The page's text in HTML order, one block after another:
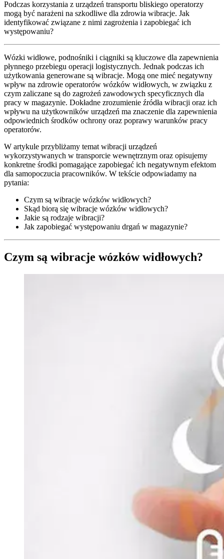
Podczas korzystania z urządzeń transportu bliskiego operatorzy
mogą być narażeni na szkodliwe dla zdrowia wibracje. Jak
identyfikować związane z nimi zagrożenia i zapobiegać ich
występowaniu?
Wózki widłowe, podnośniki i ciągniki są kluczowe dla zapewnienia
płynnego przebiegu operacji logistycznych. Jednak podczas ich
użytkowania generowane są wibracje. Mogą one mieć negatywny
wpływ na zdrowie operatorów wózków widłowych, w związku z
czym zaliczane są do zagrożeń zawodowych specyficznych dla
pracy w magazynie. Dokładne zrozumienie źródła wibracji oraz ich
wpływu na użytkowników urządzeń ma znaczenie dla zapewnienia
odpowiednich środków ochrony oraz poprawy warunków pracy
operatorów.
W artykule przybliżamy temat wibracji urządzeń
wykorzystywanych w transporcie wewnętrznym oraz opisujemy
konkretne środki pomagające zapobiegać ich negatywnym efektom
dla samopoczucia pracowników. W tekście odpowiadamy na
pytania:
Czym są wibracje wózków widłowych?
Skąd biorą się wibracje wózków widłowych?
Jakie są rodzaje wibracji?
Jak zapobiegać występowaniu drgań w magazynie?
Czym są wibracje wózków widłowych?